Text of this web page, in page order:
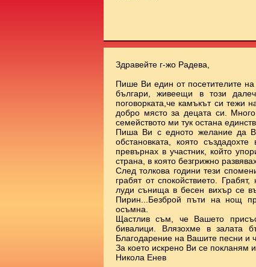
Здравейте г-жо Радева,
Пише Ви един от посетителите
българи, живеещи в този
поговорката,че камъкът си тежи
добро място за децата си.
семейството ми тук остана
Пиша Ви с едното желание да
обстановката, която
превърнах в участник, който
страна, в която безгрижно
След толкова години тези
грабят от спокойствието.
луди сънища в бесен вихър се
Пирин...Безброй пъти на нощ
осъмна.
Щастлив съм, че Вашето
бивалици. Влязохме в залата
Благодарение на Вашите песни и
За което искрено Ви се покланям
Никола Енев